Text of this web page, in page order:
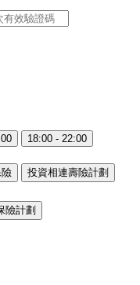
18:00 - 22:00
投資相連壽險計劃
險計劃